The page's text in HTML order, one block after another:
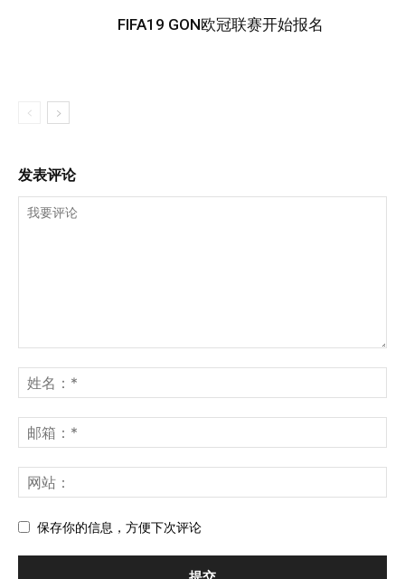
FIFA19 GON欧冠联赛开始报名
发表评论
保存你的信息，方便下次评论